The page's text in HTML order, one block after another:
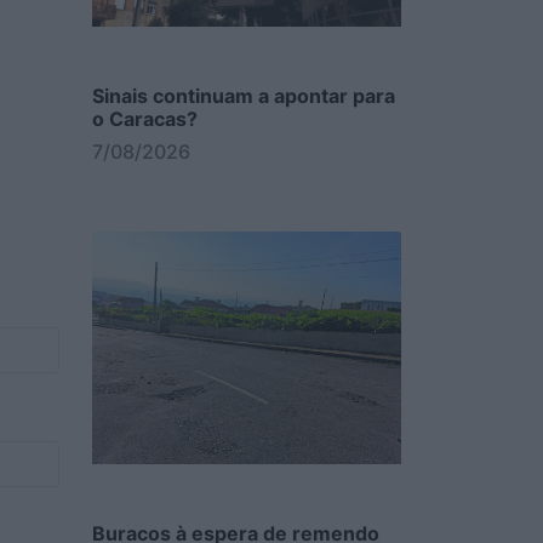
Sinais continuam a apontar para
o Caracas?
7/08/2026
Buracos à espera de remendo